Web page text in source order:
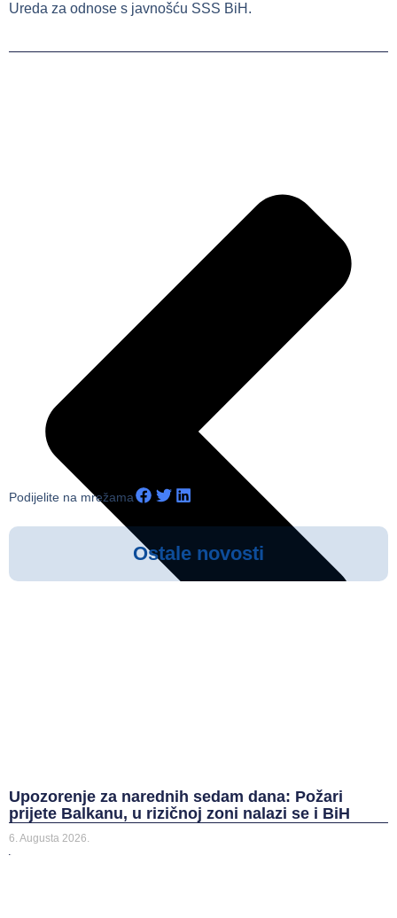
Ureda za odnose s javnošću SSS BiH.
Prethodna vijest
Podijelite na mrežama
Ostale novosti
Upozorenje za narednih sedam dana: Požari
prijete Balkanu, u rizičnoj zoni nalazi se i BiH
6. Augusta 2026.